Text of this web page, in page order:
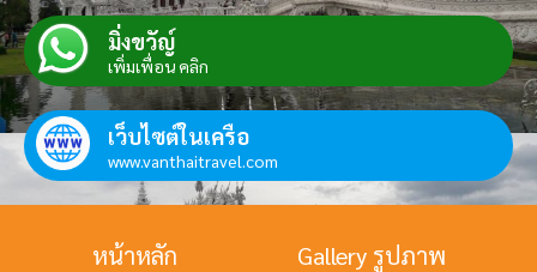
มิ่งขวัญ์
เพิ่มเพื่อน คลิก
เว็บไซต์ในเครือ
www.vanthaitravel.com
หน้าหลัก
Gallery รูปภาพ